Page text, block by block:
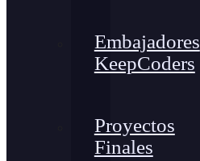
Embajadores
KeepCoders
Proyectos
Finales